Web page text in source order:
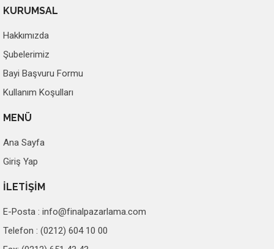
KURUMSAL
Hakkımızda
Şubelerimiz
Bayi Başvuru Formu
Kullanım Koşulları
MENÜ
Ana Sayfa
Giriş Yap
İLETİŞİM
E-Posta : info@finalpazarlama.com
Telefon : (0212) 604 10 00